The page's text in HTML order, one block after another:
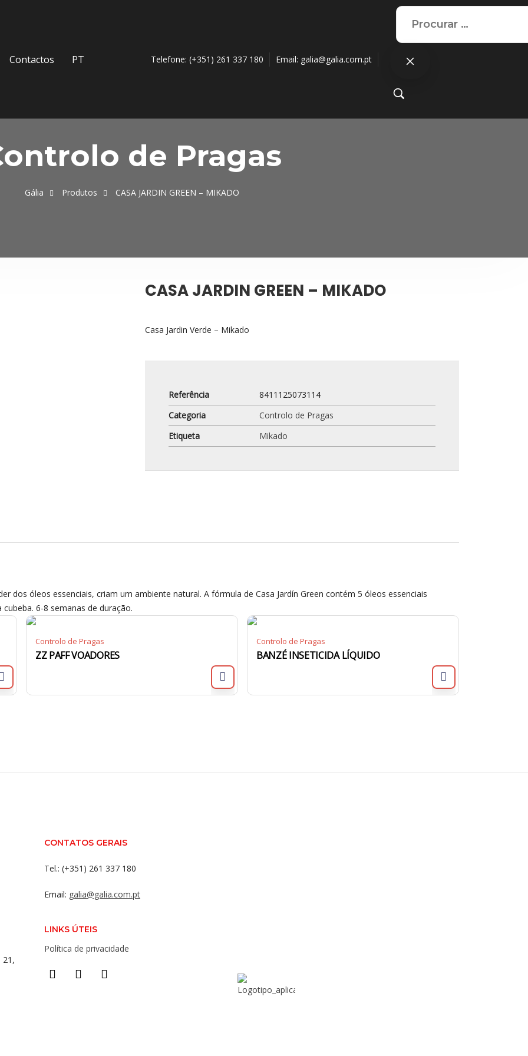
Contactos PT Telefone: (+351) 261 337 180 Email: galia@galia.com.pt
de Pragas
Gália Produtos CASA JARDIN GREEN – MIKADO
CASA JARDIN GREEN – MIKADO
Casa Jardin Verde – Mikado
Referência
8411125073114
Categoria
Controlo de Pragas
Etiqueta
Mikado
dos óleos essenciais, criam um ambiente natural. A fórmula de Casa Jardín Green contém 5 óleos essenciais
6-8 semanas de duração.
Controlo de Pragas
ZZ PAFF VOADORES
Controlo de Pragas
BANZÉ INSETICIDA LÍQUIDO
21,
CONTATOS GERAIS
Tel.: (+351) 261 337 180
Email: galia@galia.com.pt
LINKS ÚTEIS
Política de privacidade